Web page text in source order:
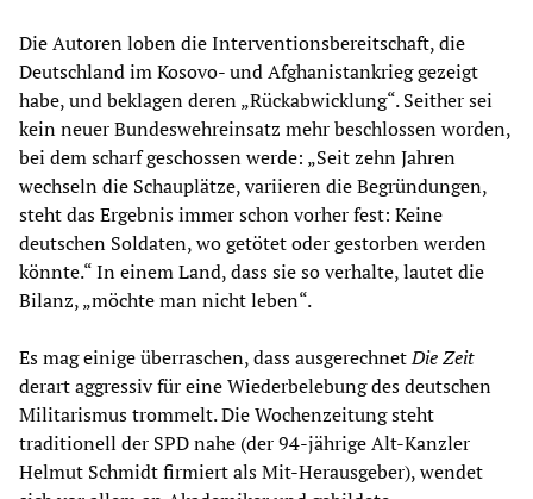
Die Autoren loben die Interventionsbereitschaft, die
Deutschland im Kosovo- und Afghanistankrieg gezeigt
habe, und beklagen deren „Rückabwicklung“. Seither sei
kein neuer Bundeswehreinsatz mehr beschlossen worden,
bei dem scharf geschossen werde: „Seit zehn Jahren
wechseln die Schauplätze, variieren die Begründungen,
steht das Ergebnis immer schon vorher fest: Keine
deutschen Soldaten, wo getötet oder gestorben werden
könnte.“ In einem Land, dass sie so verhalte, lautet die
Bilanz, „möchte man nicht leben“.
Es mag einige überraschen, dass ausgerechnetDie Zeit
derart aggressiv für eine Wiederbelebung des deutschen
Militarismus trommelt. Die Wochenzeitung steht
traditionell der SPD nahe (der 94-jährige Alt-Kanzler
Helmut Schmidt firmiert als Mit-Herausgeber), wendet